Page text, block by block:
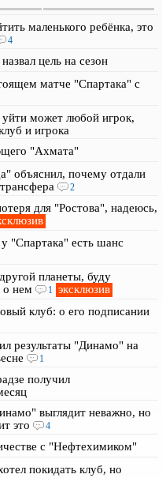
маленького ребёнка, это
4
цель на сезон
матче "Спартака" с
может любой игрок,
и игрока
"Ахмата"
объяснил, почему отдали
2
для "Ростова", надеюсь,
"Спартака" есть шанс
планеты, буду
о нем
1 эксклюзив
клуб: о его подписании
результаты "Динамо" на
1
получил
выглядит неважно, но
это
4
с "Нефтехимиком"
покидать клуб, но